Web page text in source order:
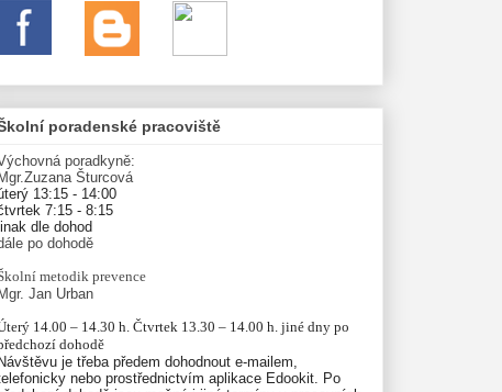
poradenské pracoviště
poradkyně:
Mgr.Zuzana Šturcová
13:15 - 14:00
7:15 - 8:15
dle dohod
po dohodě
metodik prevence
Mgr. Jan Urban
14.00 – 14.30 h. Čtvrtek 13.30 – 14.00 h. jiné dny po
dohodě
Návštěvu je třeba předem dohodnout e-mailem,
nebo prostřednictvím aplikace Edookit. Po